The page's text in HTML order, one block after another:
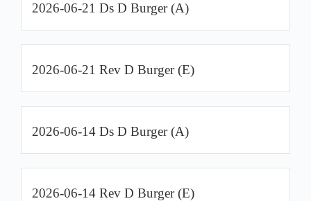
2026-06-21 Ds D Burger (A)
2026-06-21 Rev D Burger (E)
2026-06-14 Ds D Burger (A)
2026-06-14 Rev D Burger (E)